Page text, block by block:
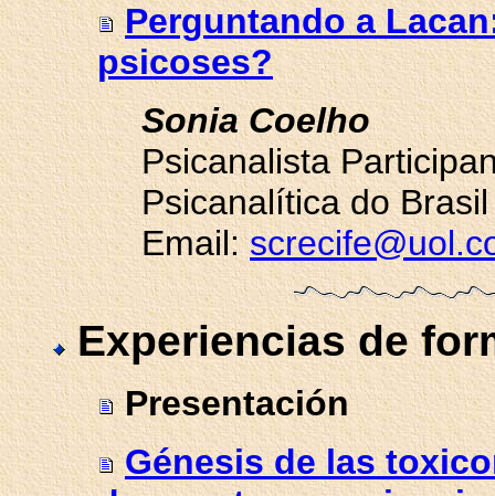
Perguntando a
psicoses?
Sonia Coelho
Psicanalista
Psicanalítica do Brasil
Email:
Experiencias de
Presentación
Génesis de las